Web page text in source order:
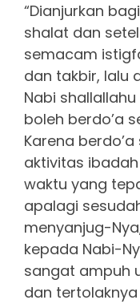
“Dianjurkan
shalat dan
semacam
dan takbir, lalu
Nabi
boleh berdo’a
Karena
aktivitas
waktu yang
apalagi
menyanjug-
kepada Nabi-
sangat ampuh
dan